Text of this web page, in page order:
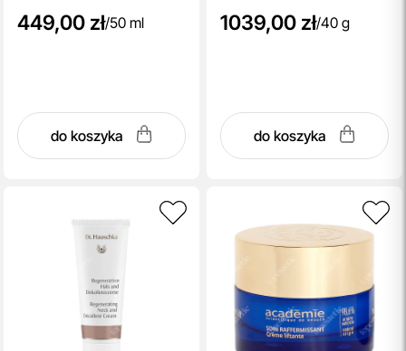
449,00 zł/50 ml
do koszyka
1039,00 zł/40 g
do koszyka